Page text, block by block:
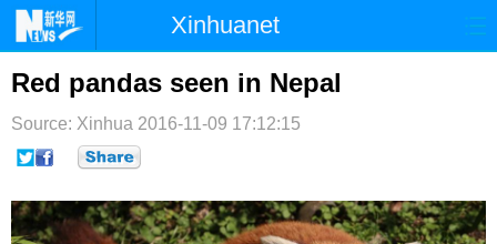
Xinhuanet
首页
台湾 财经 法治
纪检
文娱 图片 视频 论坛
Red pandas seen in Nepal
Source: Xinhua 2016-11-09 17:12:15